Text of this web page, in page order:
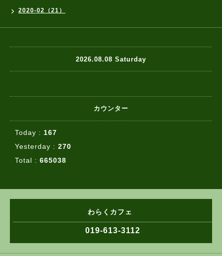
2020-02（21）
2026.08.08 Saturday
カウンター
Today : 167
Yesterday : 270
Total : 665038
わらくカフェ
019-613-3112